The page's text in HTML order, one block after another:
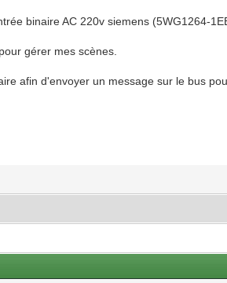
binaire AC 220v siemens (5WG1264-
gérer mes scènes.
afin d'envoyer un message sur le bus